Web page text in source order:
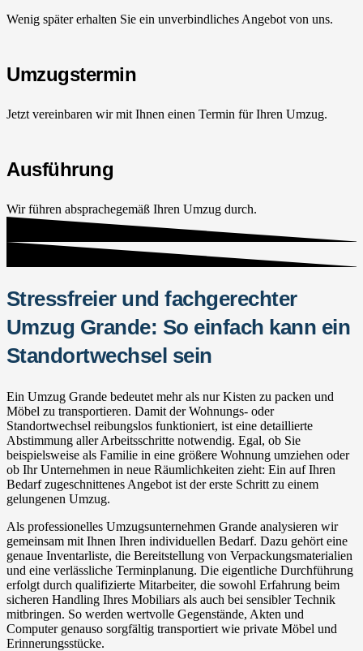
Wenig später erhalten Sie ein unverbindliches Angebot von uns.
Umzugstermin
Jetzt vereinbaren wir mit Ihnen einen Termin für Ihren Umzug.
Ausführung
Wir führen absprachegemäß Ihren Umzug durch.
Stressfreier und fachgerechter
Umzug Grande: So einfach kann ein
Standortwechsel sein
Ein Umzug Grande bedeutet mehr als nur Kisten zu packen und
Möbel zu transportieren. Damit der Wohnungs- oder
Standortwechsel reibungslos funktioniert, ist eine detaillierte
Abstimmung aller Arbeitsschritte notwendig. Egal, ob Sie
beispielsweise als Familie in eine größere Wohnung umziehen oder
ob Ihr Unternehmen in neue Räumlichkeiten zieht: Ein auf Ihren
Bedarf zugeschnittenes Angebot ist der erste Schritt zu einem
gelungenen Umzug.
Als professionelles Umzugsunternehmen Grande analysieren wir
gemeinsam mit Ihnen Ihren individuellen Bedarf. Dazu gehört eine
genaue Inventarliste, die Bereitstellung von Verpackungsmaterialien
und eine verlässliche Terminplanung. Die eigentliche Durchführung
erfolgt durch qualifizierte Mitarbeiter, die sowohl Erfahrung beim
sicheren Handling Ihres Mobiliars als auch bei sensibler Technik
mitbringen. So werden wertvolle Gegenstände, Akten und
Computer genauso sorgfältig transportiert wie private Möbel und
Erinnerungsstücke.